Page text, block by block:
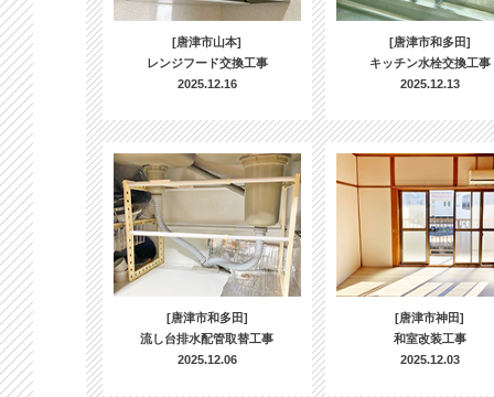
[唐津市山本]
レンジフード交換工事
2025.12.16
[唐津市和多田]
キッチン水栓交換工事
2025.12.13
[唐津市和多田]
流し台排水配管取替工事
2025.12.06
[唐津市神田]
和室改装工事
2025.12.03